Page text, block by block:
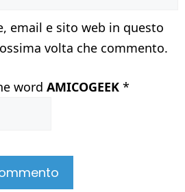
email e sito web in questo
volta che commento.
word AMICOGEEK *